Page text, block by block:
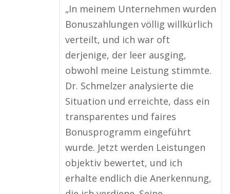
„In meinem Unternehmen wurden
Bonuszahlungen völlig willkürlich
verteilt, und ich war oft
derjenige, der leer ausging,
obwohl meine Leistung stimmte.
Dr. Schmelzer analysierte die
Situation und erreichte, dass ein
transparentes und faires
Bonusprogramm eingeführt
wurde. Jetzt werden Leistungen
objektiv bewertet, und ich
erhalte endlich die Anerkennung,